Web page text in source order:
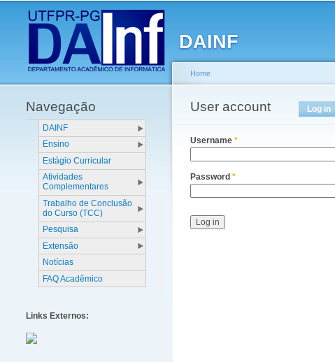
DAINF
Main menu
Navegação
DAINF
Ensino
Estágio Curricular
Atividades
Complementares
Trabalho de Conclusão
do Curso (TCC)
Pesquisa
Extensão
Notícias
FAQ Acadêmico
Links Externos:
You are here
Home
User account
Primary tabs Log in
Username *
Password *